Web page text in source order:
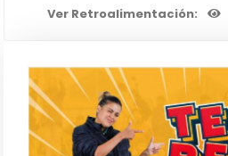
Ver Retroalimentación: